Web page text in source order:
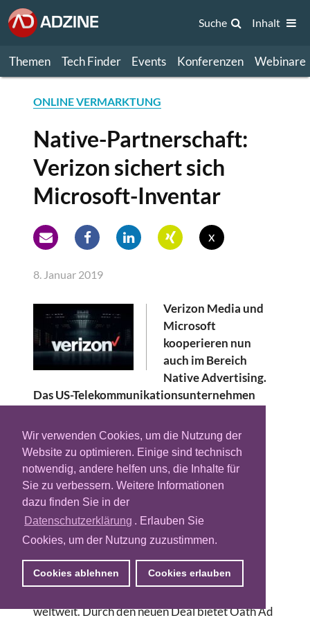
Wir verwenden Cookies, um die Nutzung der
Website zu optimieren. Einige sind technisch
notwendig, andere helfen uns, die Inhalte für
Sie zu verbessern. Weitere Informationen
dazu finden Sie in der
Datenschutzerklärung . Erlauben Sie
Cookies, um der Nutzung zuzustimmen.
Cookies ablehnen Cookies erlauben
Themen Tech Finder Events Konferenzen Webinare
Suche Inhalt
ONLINE VERMARKTUNG
Native-Partnerschaft:
Verizon sichert sich
Microsoft-Inventar
x
8. Januar 2019
Verizon Media und
Microsoft
kooperieren nun
auch im Bereich
Native Advertising.
Das US-Telekommunikationsunternehmen
Zugriff auf das Native-Inventar von
Microsoft-Seiten wie Microsoft News und
MSN. Dies soll ab sofort global über die
Adtech-Suite der Verizon-Tochter Oath
gebucht werden können. Der über mehrere
Jahre angelegte Deal erweitert das Native-
Advertising-Inventar von Verizon um 20
Microsoft erreicht mit seinen Angeboten
weltweit. Durch den neuen Deal bietet Oath Ad